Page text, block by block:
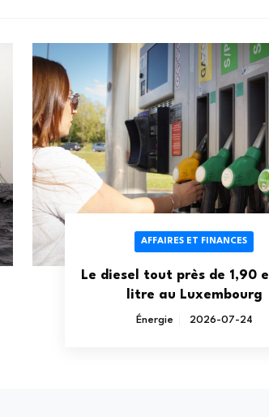
AFFAIRES ET FINANCES
Le diesel tout près de 1,90
litre au Luxembourg
Énergie 2026-07-24